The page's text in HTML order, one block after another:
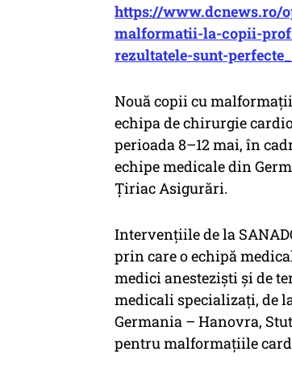
https://www.dcnews.ro/
malformatii-la-copii-
rezultatele-sunt-
Nouă copii cu
echipa de chirurgie
perioada 8–12 mai, în
echipe medicale din
Țiriac Asigurări.
Intervențiile de la
prin care o echipă
medici anesteziști și de
medicali specializați, de
Germania – Hanovra,
pentru malformațiile